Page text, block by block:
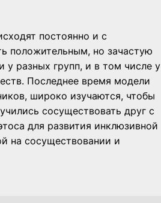
постоянно и с
положительным, но зачастую
разных групп, и в том числе у
Последнее время модели
широко изучаются, чтобы
сосуществовать друг с
для развития инклюзивной
на сосуществовании и